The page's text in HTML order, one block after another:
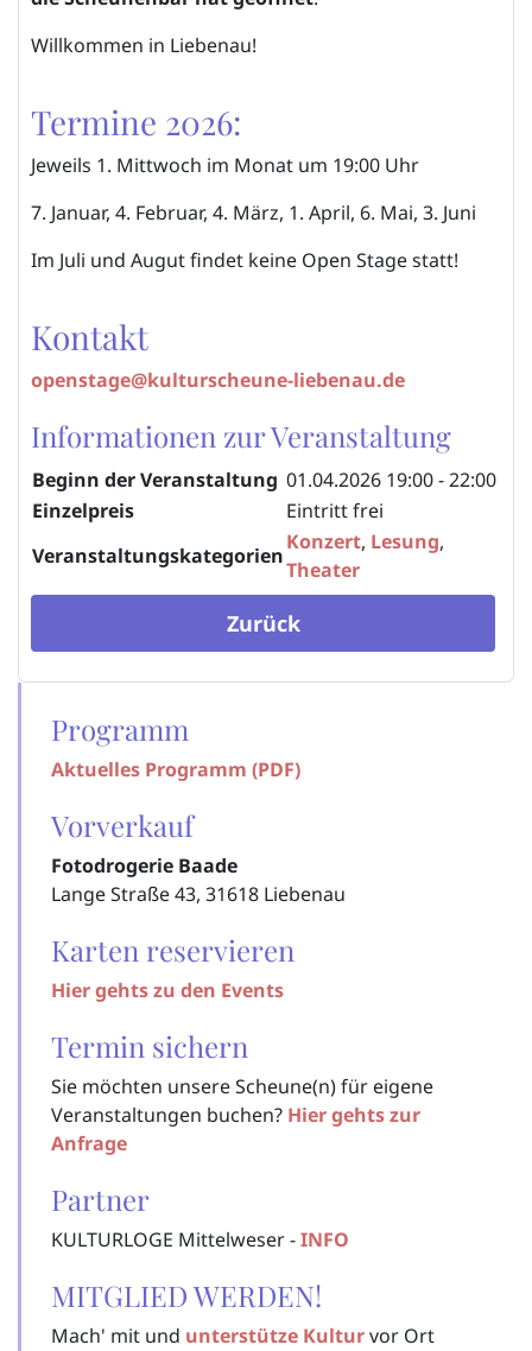
Willkommen in Liebenau!
Termine 2026:
Jeweils 1. Mittwoch im Monat um 19:00 Uhr
7. Januar, 4. Februar, 4. März, 1. April, 6. Mai, 3. Juni
Im Juli und Augut findet keine Open Stage statt!
Kontakt
openstage@kulturscheune-liebenau.de
Informationen zur Veranstaltung
Beginn der Veranstaltung 01.04.2026 19:00 - 22:00
Einzelpreis
Eintritt frei
Veranstaltungskategorien
Konzert, Lesung,
Theater
Zurück
Programm
Aktuelles Programm (PDF)
Vorverkauf
Fotodrogerie Baade
Lange Straße 43, 31618 Liebenau
Karten reservieren
Hier gehts zu den Events
Termin sichern
Sie möchten unsere Scheune(n) für eigene
Veranstaltungen buchen? Hier gehts zur
Anfrage
Partner
KULTURLOGE Mittelweser -INFO
MITGLIED WERDEN!
Mach' mit und unterstütze Kulturvor Ort